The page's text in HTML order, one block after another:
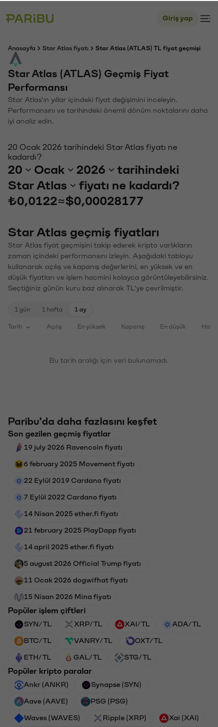
Giriş yap
Anasayfa Star Atlas fiyatı Star Atlas (ATLAS) TL fiyat geçmişi
Star Atlas (ATLAS) Geçmiş Fiyat
Performansı
Star Atlas'ın yıllar içindeki fiyat değişimini inceleyin.
Performansını ve tarihindeki önemli dönüm noktalarını daha
iyi analiz edin.
20 Ocak 2026 tarihindeki Star Atlas fiyatı ne
kadardı?
20 Ocak 2026
tarihindeki
Star Atlas
fiyatı ne kadardı?
₺0,0122≈$0,00028177
Star Atlas geçmiş fiyatları
Star Atlas fiyat geçmişini takip ederek kripto varlıkların
zaman içindeki performansını izleyin. Aşağıdaki tabloyu
kullanarak açılış ve kapanış değerlerini, en yüksek ve en
düşük fiyatları ve işlem hacmini kolayca görüntüleyebilirsiniz.
Seçtiğiniz günün kuru baz alınarak TL'ye çevrilmiştir.
1 gün 1 hafta 1 ay
Tarih Açılış En yüksek Kapanış En düşük
Bu tarih aralığı için veri bulunamadı.
Paribu'da daha fazlasını keşfet
Son gezilen geçmiş fiyatlar
19 july 2026 Ravencoin fiyatı
6 february 2025 Movement fiyatı
22 Eylül 2019 Cardano fiyatı
7 Eylül 2022 Cardano fiyatı
14 Nisan 2025 ether.fi fiyatı
21 february 2025 PlayDapp fiyatı
14 april 2025 ether.fi fiyatı
5 august 2026 Official Trump fiyatı
11 Ocak 2026 dogwifhat fiyatı
15 Nisan 2026 Mina fiyatı
Popüler işlem çiftleri
SYN/TL XRP/TL XAI/TL ADA/TL
BTC/TL VANRY/TL OXT/TL
ETH/TL GAL/TL STG/TL
Popüler kripto paralar
Ankr (ANKR) Synapse (SYN)
Aave (AAVE) PSG (PSG)
Waves (WAVES) Ripple (XRP) Xai (XAI)